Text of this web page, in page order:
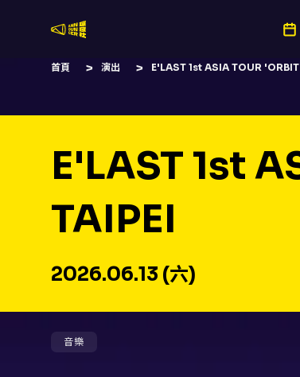
首頁 演出 E'LAST 1st ASIA TOUR
E'LAST 1st
TAIPEI
2026.06.13 (六)
音樂